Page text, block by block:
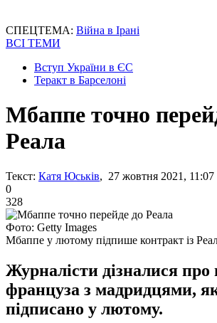
СПЕЦТЕМА: Війна в Ірані
ВСІ ТЕМИ
Вступ України в ЄС
Теракт в Барселоні
Мбаппе точно
Реала
Текст: Катя Юськів, 27 жовтня 2021, 11:07
0
328
Фото: Getty Images
Мбаппе у лютому підпише контракт із
Журналісти дізналися про
француза з мадридцями,
підписано у лютому.